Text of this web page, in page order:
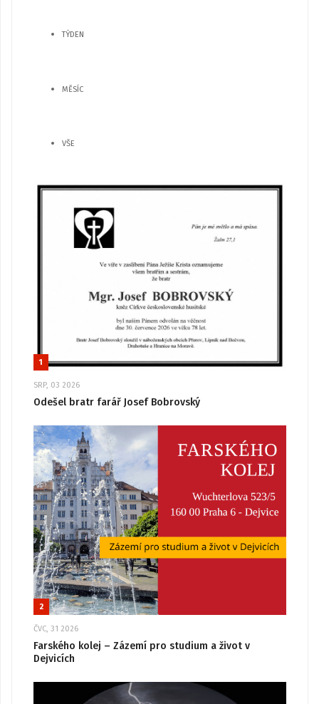
TÝDEN
MĚSÍC
VŠE
1
SRP, 03 2026
Odešel bratr farář Josef Bobrovský
2
ČVC, 31 2026
Farského kolej – Zázemí pro studium a život v
Dejvicích